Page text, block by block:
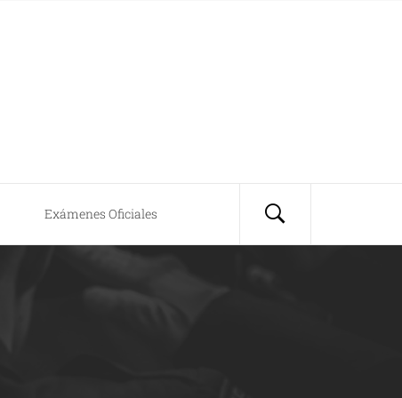
Exámenes Oficiales